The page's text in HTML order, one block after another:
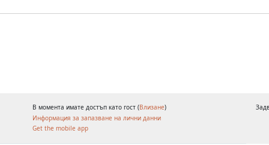
В момента имате достъп като гост (Влизане)
Информация за запазване на лични данни
Get the mobile app